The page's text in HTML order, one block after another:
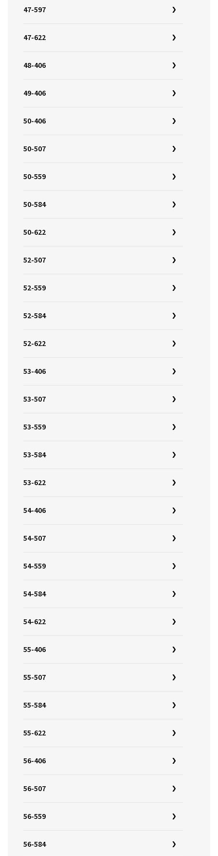
47-597
47-622
48-406
49-406
50-406
50-507
50-559
50-584
50-622
52-507
52-559
52-584
52-622
53-406
53-507
53-559
53-584
53-622
54-406
54-507
54-559
54-584
54-622
55-406
55-507
55-584
55-622
56-406
56-507
56-559
56-584